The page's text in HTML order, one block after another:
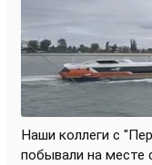
Наши коллеги с
побывали на